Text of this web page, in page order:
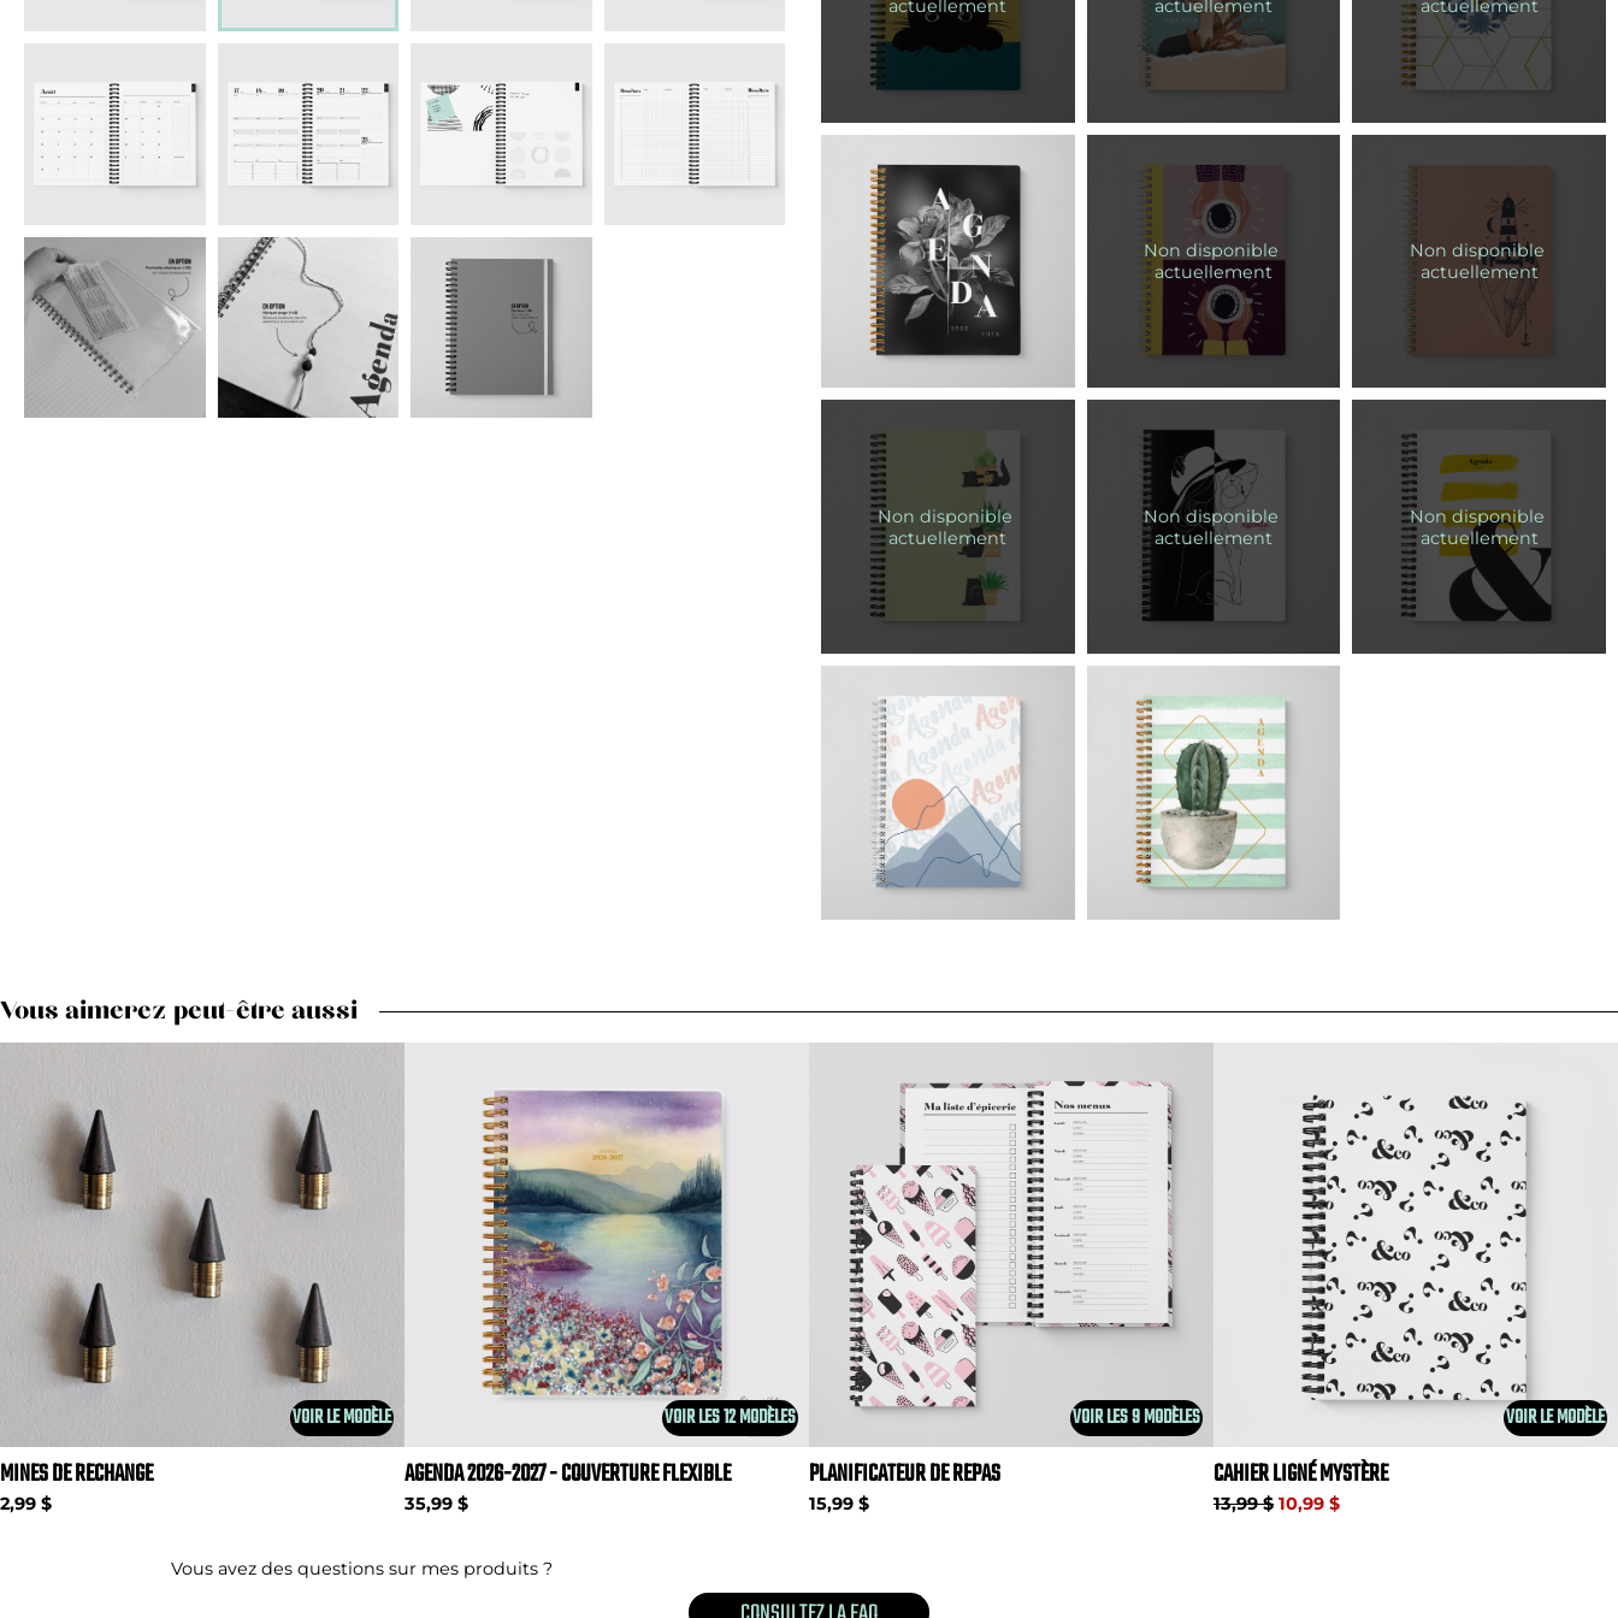
Vous aimerez peut-être aussi
VOIR LE MODÈLE
MINES DE RECHANGE
2,99 $
VOIR LES 12 MODÈLES
AGENDA 2026-2027 - COUVERTURE FLEXIBLE
35,99 $
VOIR LES 9 MODÈLES
PLANIFICATEUR DE REPAS
15,99 $
VOIR LE MODÈLE
CAHIER LIGNÉ MYSTÈRE
13,99 $ 10,99 $
Vous avez des questions sur mes produits ?